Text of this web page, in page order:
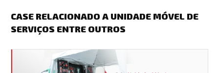
CASE RELACIONADO A UNIDADE MÓVEL DE
SERVIÇOS ENTRE OUTROS